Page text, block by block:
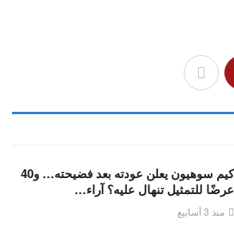
كيم سوهيون يعلن عودته بعد فضيحته… و40
عرضًا للتمثيل تنهال عليه؟ آراء…
منذ 3 أسابيع